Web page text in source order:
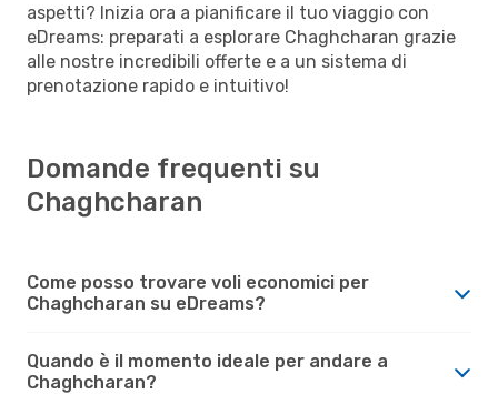
aspetti? Inizia ora a pianificare il tuo viaggio con
eDreams: preparati a esplorare Chaghcharan grazie
alle nostre incredibili offerte e a un sistema di
prenotazione rapido e intuitivo!
Domande frequenti su
Chaghcharan
Come posso trovare voli economici per
Chaghcharan su eDreams?
Quando è il momento ideale per andare a
Chaghcharan?